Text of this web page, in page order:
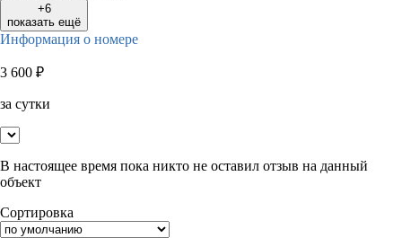
+6
показать ещё
Информация о номере
3 600 ₽
за сутки
В настоящее время пока никто не оставил отзыв на данный
объект
Сортировка